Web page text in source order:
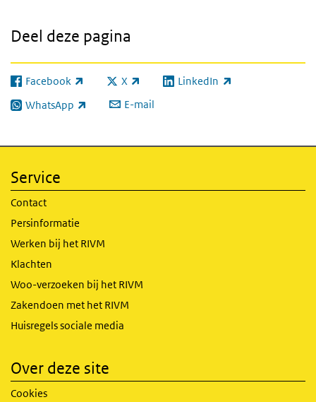
Deel deze pagina
Facebook
(externe link) X
(externe link) LinkedIn
(externe link)
WhatsApp
(externe link) E-mail
Service
Contact
Persinformatie
Werken bij het RIVM
Klachten
Woo-verzoeken bij het RIVM
Zakendoen met het RIVM
Huisregels sociale media
Over deze site
Cookies